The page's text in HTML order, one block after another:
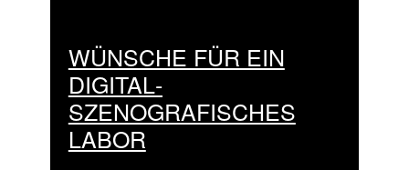
WÜNSCHE FÜR EIN
DIGITAL­
SZENOGRAFISCHES
LABOR